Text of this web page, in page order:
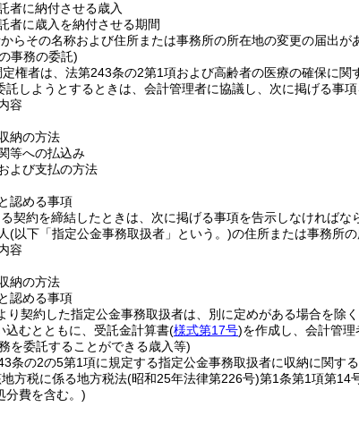
者に納付させる歳入
者に歳入を納付させる期間
らその名称および住所または事務所の所在地の変更の届出が
事務の委託)
定権者は、法第243条の2第1項および高齢者の医療の確保に関
託しようとするときは、会計管理者に協議し、次に掲げる事
容
納の方法
等への払込み
よび支払の方法
認める事項
契約を締結したときは、次に掲げる事項を告示しなければな
(以下「指定公金事務取扱者」という。)の住所または事務所
容
納の方法
認める事項
り契約した指定公金事務取扱者は、別に定めがある場合を除
込むとともに、受託金計算書(様式第17号)を作成し、会計管理
を委託することができる歳入等)
条の2の5第1項に規定する指定公金事務取扱者に収納に関す
方税に係る地方税法(昭和25年法律第226号)第1条第1項第14
分費を含む。)